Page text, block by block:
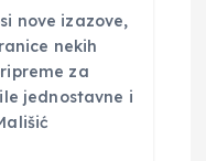
nove izazove,
nekih
za
jednostavne i